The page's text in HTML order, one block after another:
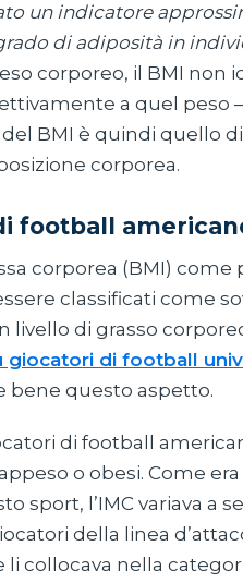
un indicatore
di adiposità in
corporeo, il BMI non
a quel peso –
BMI è quindi quello
corporea.
football
corporea (BMI)
classificati come
livello di grasso
di football
bene questo aspetto.
di football
o obesi. Come
sport, l’IMC variava a
della linea
li collocava nella